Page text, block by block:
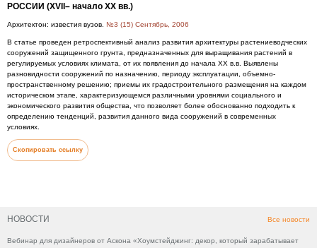
НОВОСТИ Все новости
Вебинар для дизайнеров от Аскона «Хоумстейджинг: декор, который зарабатывает
РОССИИ (XVII– начало XX вв.)
Архитектон: известия вузов. №3 (15) Сентябрь, 2006
В статье проведен ретроспективный анализ развития архитектуры растениеводческих
сооружений защищенного грунта, предназначенных для выращивания растений в
регулируемых условиях климата, от их появления до начала XX в.в. Выявлены
разновидности сооружений по назначению, периоду эксплуатации, объемно-
пространственному решению; приемы их градостроительного размещения на каждом
историческом этапе, характеризующемся различными уровнями социального и
экономического развития общества, что позволяет более обоснованно подходить к
определению тенденций, развития данного вида сооружений в современных
условиях.
Скопировать ссылку